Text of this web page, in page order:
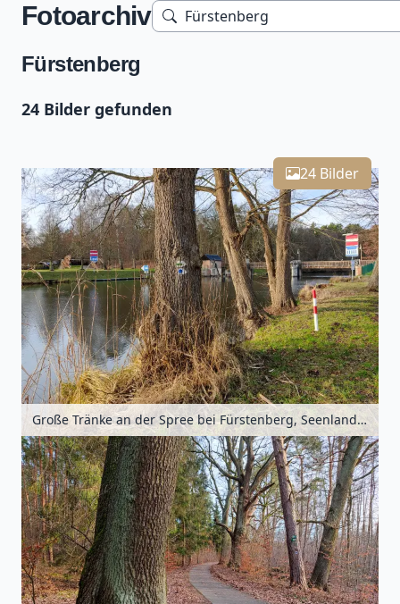
Fotoarchiv
Fürstenberg
24 Bilder gefunden
Zoomen mit Strg+Mausrad
+
−
24 Bilder
Große Tränke an der Spree bei Fürstenberg, Seenland Oder-Spree, Brandenburg, Deutschland